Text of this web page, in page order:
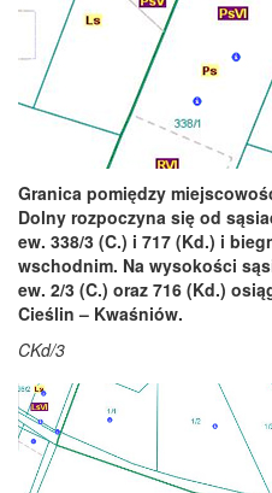
Granica pomiędzy
Dolny rozpoczyna się od
ew. 338/3 (C.) i 717 (Kd.) i
wschodnim. Na wysokości
ew. 2/3 (C.) oraz 716 (Kd.)
Cieślin – Kwaśniów.
CKd/3